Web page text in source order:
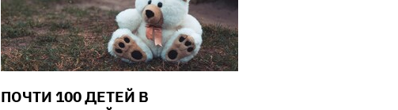
ПОЧТИ 100 ДЕТЕЙ В